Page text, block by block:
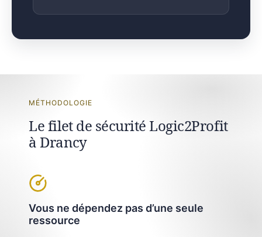
MÉTHODOLOGIE
Le filet de sécurité Logic2Profit
à Drancy
Vous ne dépendez pas d’une seule
ressource